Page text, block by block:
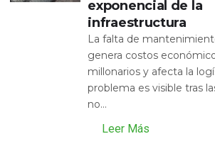
exponencial de la
infraestructura
La falta de
genera costos
millonarios y afecta la
problema es visible tras
no...
Leer Más